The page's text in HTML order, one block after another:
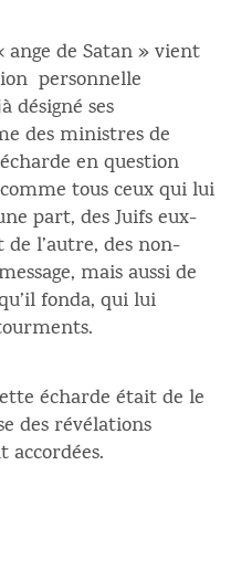
ange de Satan » vient
personnelle
désigné ses
des ministres de
en question
tous ceux qui lui
part, des Juifs eux-
l’autre, des non-
mais aussi de
fonda, qui lui
écharde était de le
des révélations